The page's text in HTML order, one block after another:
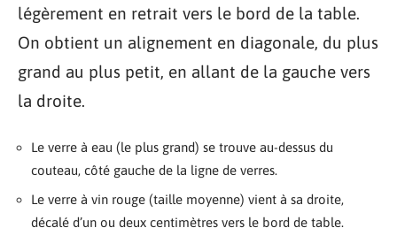
légèrement en retrait vers le bord de la table.
On obtient un alignement en diagonale, du plus
grand au plus petit, en allant de la gauche vers
la droite.
Le verre à eau (le plus grand) se trouve au-dessus du
couteau, côté gauche de la ligne de verres.
Le verre à vin rouge (taille moyenne) vient à sa droite,
décalé d’un ou deux centimètres vers le bord de table.